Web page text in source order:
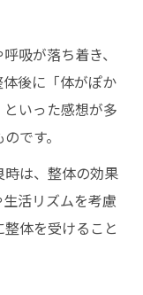
吸が落ち着き、
後に「体がぽか
いった感想が多
です。
は、整体の効果
活リズムを考慮
体を受けること